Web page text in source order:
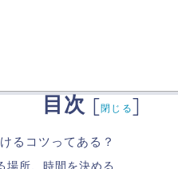
目次 [閉じる]
るコツってある？
場所、時間を決める